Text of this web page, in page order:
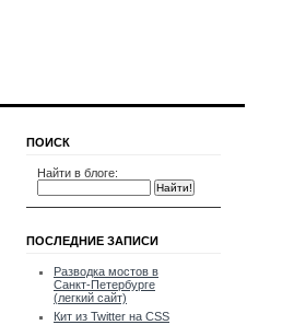
ПОИСК
Найти в блоге:
ПОСЛЕДНИЕ ЗАПИСИ
Разводка мостов в
Санкт-Петербурге
(легкий сайт)
Кит из Twitter на CSS